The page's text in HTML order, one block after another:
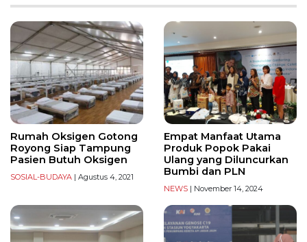
Rumah Oksigen Gotong
Royong Siap Tampung
Pasien Butuh Oksigen
SOSIAL-BUDAYA | Agustus 4, 2021
Empat Manfaat Utama
Produk Popok Pakai
Ulang yang Diluncurkan
Bumbi dan PLN
NEWS | November 14, 2024